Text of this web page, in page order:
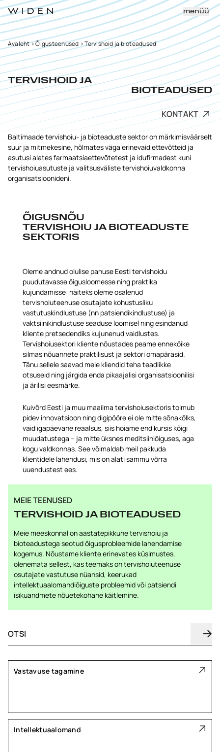
menüü
Avaleht>Õigusteenused >Tervishoid ja bioteadused
TERVISHOID JA
BIOTEADUSED
KONTAKT
Baltimaade tervishoiu- ja bioteaduste sektor on märkimisväärselt
suur ja mitmekesine, hõlmates väga erinevaid ettevõtteid ja
asutusi alates farmaatsiaettevõtetest ja idufirmadest kuni
tervishoiuasutuste ja valitsusväliste tervishoiuvaldkonna
organisatsioonideni.
ÕIGUSNÕU
TERVISHOIU JA BIOTEADUSTE
SEKTORIS
Oleme andnud olulise panuse Eesti tervishoidu
puudutavasse õigusloomesse ning praktika
kujundamisse: näiteks oleme osalenud
tervishoiuteenuse osutajate kohustusliku
vastutuskindlustuse (nn patsiendikindlustuse) ja
vaktsiinikindlustuse seaduse loomisel ning esindanud
kliente pretsedendiks kujunenud vaidlustes.
Tervishoiusektori kliente nõustades peame ennekõike
silmas nõuannete praktilisust ja sektori omapärasid.
Tänu sellele saavad meie kliendid teha teadlikke
otsuseid ning järgida enda pikaajalisi organisatsioonilisi
ja ärilisi eesmärke.
Kuivõrd Eesti ja muu maailma tervishoiusektoris toimub
pidev innovatsioon ning digipööre ei ole mitte sõnakõlks,
vaid igapäevane reaalsus, siis hoiame end kursis kõigi
muudatustega – ja mitte üksnes meditsiiniõiguses, aga
kogu valdkonnas. See võimaldab meil pakkuda
klientidele lahendusi, mis on alati sammu võrra
uuendustest ees.
MEIE TEENUSED
TERVISHOID JA BIOTEADUSED
Meie meeskonnal on aastatepikkune tervishoiu ja
bioteadustega seotud õigusprobleemide lahendamise
kogemus. Nõustame kliente erinevates küsimustes,
olenemata sellest, kas teemaks on tervishoiuteenuse
osutajate vastutuse nüansid, keerukad
intellektuaalomandiõiguste probleemid või patsiendi
isikuandmete nõuetekohane käitlemine.
Vastavuse tagamine
Intellektuaalomand